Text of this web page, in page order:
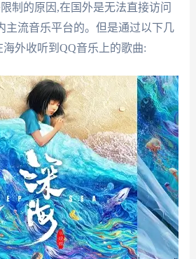
制的原因,在国外是无法直接访问
主流音乐平台的。但是通过以下几
外收听到QQ音乐上的歌曲: